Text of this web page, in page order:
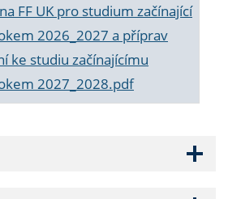
FF UK pro studium začínající
2026_2027 a příprav
ke studiu začínajícímu
2027_2028.pdf